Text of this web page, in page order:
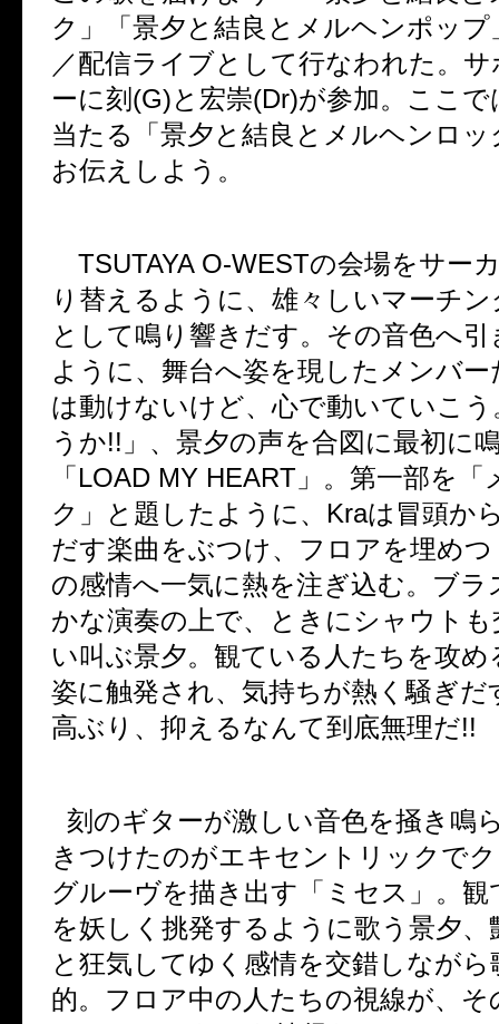
ク」「景夕と結良とメルヘンポップ
／配信ライブとして行なわれた。
ーに刻 (G)と宏崇(Dr)が参加。ここで
当たる「景夕と結良とメルヘンロ
お伝えしよう。
TSUTAYA O-WESTの会場をサー
り替えるように、雄々しいマーチ
として鳴り響きだす。その音色へ
ように、舞台へ姿を現したメンバー
は動けないけど、心で動いていこ
うか!! 」、景夕の声を合図に最初に
「 LOAD MY HEART 」。第一部を
ク」と題したように、 Kraは冒頭か
だす楽曲をぶつけ、フロアを埋め
の感情へ一気に熱を注ぎ込む。ブラ
かな演奏の上で、ときにシャウト
い叫ぶ景夕。観ている人たちを攻
姿に触発され、気持ちが熱く騒ぎだ
高ぶり、抑えるなんて到底無理だ!!
刻のギターが激しい音色を掻き鳴
きつけたのがエキセントリックで
グルーヴを描き出す「ミセス」。
を妖しく挑発するように歌う景夕、
と狂気してゆく感情を交錯しながら
的。フロア中の人たちの視線が、そ